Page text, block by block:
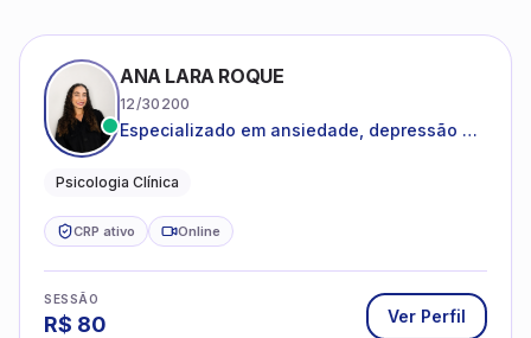
ANA LARA ROQUE
12/30200
Especializado em ansiedade, depressão e
Psicologia Clínica
CRP ativo Online
SESSÃO
R$ 80 Ver Perfil